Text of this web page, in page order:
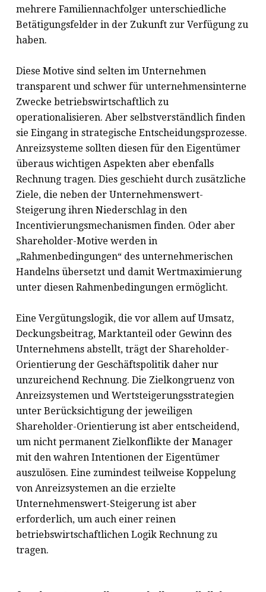
mehrere Familiennachfolger unterschiedliche
Betätigungsfelder in der Zukunft zur Verfügung zu
haben.
Diese Motive sind selten im Unternehmen
transparent und schwer für unternehmensinterne
Zwecke betriebswirtschaftlich zu
operationalisieren. Aber selbstverständlich finden
sie Eingang in strategische Entscheidungsprozesse.
Anreizsysteme sollten diesen für den Eigentümer
überaus wichtigen Aspekten aber ebenfalls
Rechnung tragen. Dies geschieht durch zusätzliche
Ziele, die neben der Unternehmenswert-
Steigerung ihren Niederschlag in den
Incentivierungsmechanismen finden. Oder aber
Shareholder-Motive werden in
„Rahmenbedingungen“ des unternehmerischen
Handelns übersetzt und damit Wertmaximierung
unter diesen Rahmenbedingungen ermöglicht.
Eine Vergütungslogik, die vor allem auf Umsatz,
Deckungsbeitrag, Marktanteil oder Gewinn des
Unternehmens abstellt, trägt der Shareholder-
Orientierung der Geschäftspolitik daher nur
unzureichend Rechnung. Die Zielkongruenz von
Anreizsystemen und Wertsteigerungsstrategien
unter Berücksichtigung der jeweiligen
Shareholder-Orientierung ist aber entscheidend,
um nicht permanent Zielkonflikte der Manager
mit den wahren Intentionen der Eigentümer
auszulösen. Eine zumindest teilweise Koppelung
von Anreizsystemen an die erzielte
Unternehmenswert-Steigerung ist aber
erforderlich, um auch einer reinen
betriebswirtschaftlichen Logik Rechnung zu
tragen.